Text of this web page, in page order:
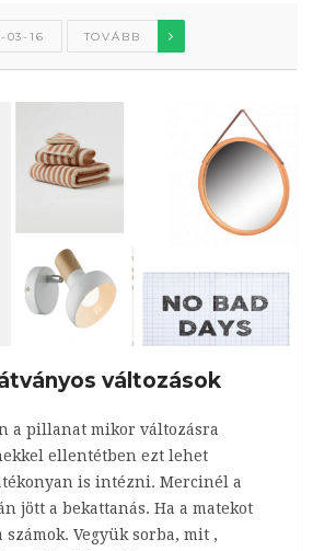
03-16 TOVÁBB
változások
a pillanat mikor változásra
ellentétben ezt lehet
is intézni. Mercinél a
jött a bekattanás. Ha a matekot
Vegyük sorba, mit ,